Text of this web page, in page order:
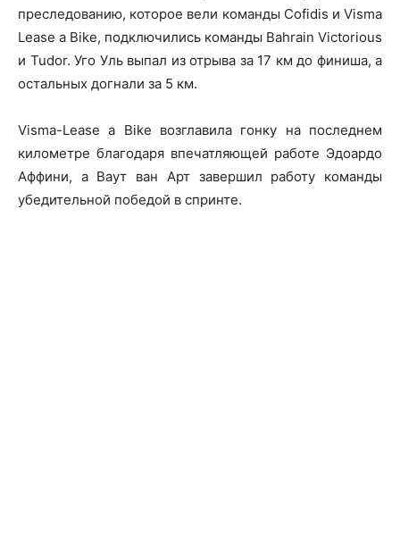
преследованию, которое вели команды Cofidis и Visma
Lease a Bike, подключились команды Bahrain Victorious
и Tudor. Уго Уль выпал из отрыва за 17 км до финиша, а
остальных догнали за 5 км.
Visma-Lease a Bike возглавила гонку на последнем
километре благодаря впечатляющей работе Эдоардо
Аффини, а Ваут ван Арт завершил работу команды
убедительной победой в спринте.